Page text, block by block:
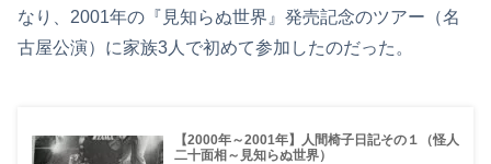
なり、2001年の『見知らぬ世界』発売記念のツアー（名
古屋公演）に家族3人で初めて参加したのだった。
【2000年～2001年】人間椅子日記その１（怪人
二十面相～見知らぬ世界）